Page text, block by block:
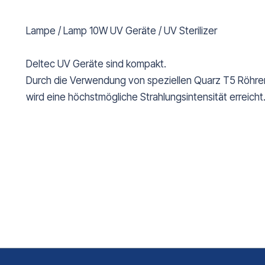
Lampe / Lamp 10W UV Geräte / UV Sterilizer
Deltec UV Geräte sind kompakt.
Durch die Verwendung von speziellen Quarz T5
wird eine höchstmögliche Strahlungsintensität erreicht.